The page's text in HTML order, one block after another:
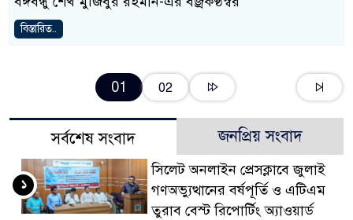
বিস্তারিত..
01 02
সর্বশেষ সংবাদ জনপ্রিয় সংবাদ
সিলেট অনলাইন প্রেসক্লাবে জুলাই
গণঅভ্যুত্থানের বর্ষপূর্তি ও এটিএম
তুরাব বেস্ট রিপোর্টিং অ্যাওয়ার্ড
১